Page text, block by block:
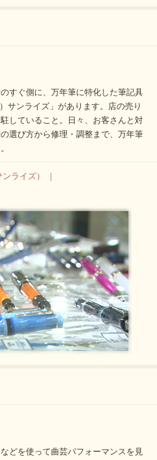
すぐ側に、万年筆に特化した筆記具
サンライズ」があります。店の売り
していること。日々、お客さんと対
選び方から修理・調整まで、万年筆
ライズ） ｜
どを使って曲芸パフォーマンスを見